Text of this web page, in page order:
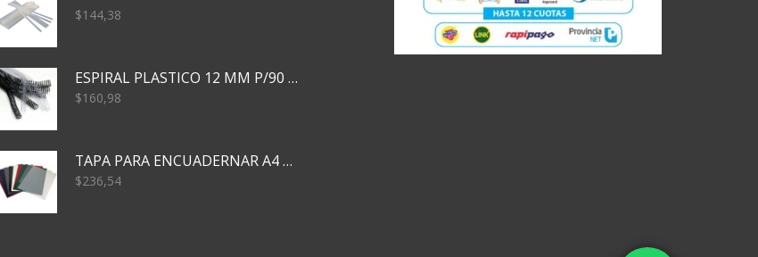
$144,38
ESPIRAL PLASTICO 12 MM P/90 HJS X50X1500
$160,98
TAPA PARA ENCUADERNAR A4 TRANSP x50x500
$236,54